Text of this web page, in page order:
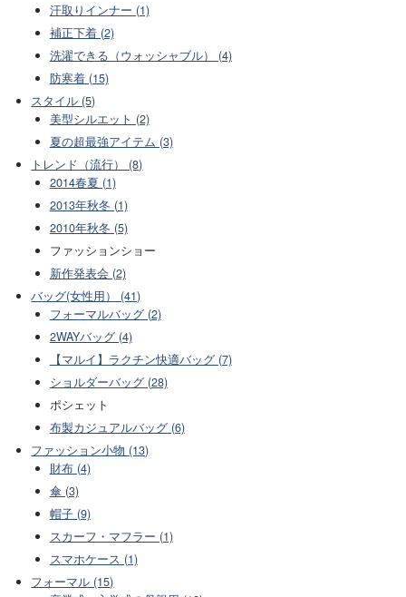
汗取りインナー (1)
補正下着 (2)
洗濯できる（ウォッシャブル） (4)
防寒着 (15)
スタイル (5)
美型シルエット (2)
夏の超最強アイテム (3)
トレンド（流行） (8)
2014春夏 (1)
2013年秋冬 (1)
2010年秋冬 (5)
ファッションショー
新作発表会 (2)
バッグ(女性用） (41)
フォーマルバッグ (2)
2WAYバッグ (4)
【マルイ】ラクチン快適バッグ (7)
ショルダーバッグ (28)
ポシェット
布製カジュアルバッグ (6)
ファッション小物 (13)
財布 (4)
傘 (3)
帽子 (9)
スカーフ・マフラー (1)
スマホケース (1)
フォーマル (15)